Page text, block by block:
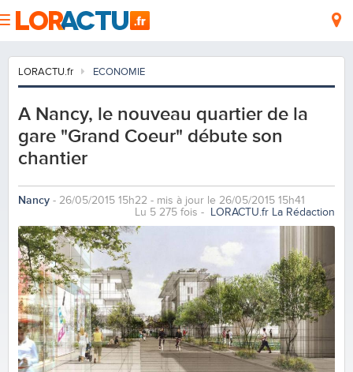
LORACTU.fr ECONOMIE
A Nancy, le nouveau quartier de la
gare "Grand Coeur" débute son
chantier
Nancy - 26/05/2015 15h22 - mis à jour le 26/05/2015 15h41
Lu 5 275 fois - LORACTU.fr La Rédaction